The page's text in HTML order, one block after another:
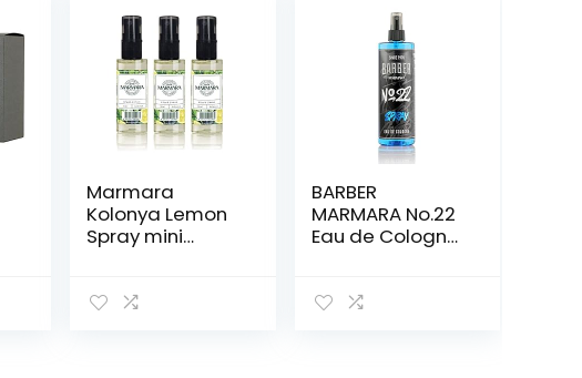
Marmara
Kolonya Lemon
Spray mini
geurend water
BARBER
MARMARA No.22
Eau de Cologne
400ml |